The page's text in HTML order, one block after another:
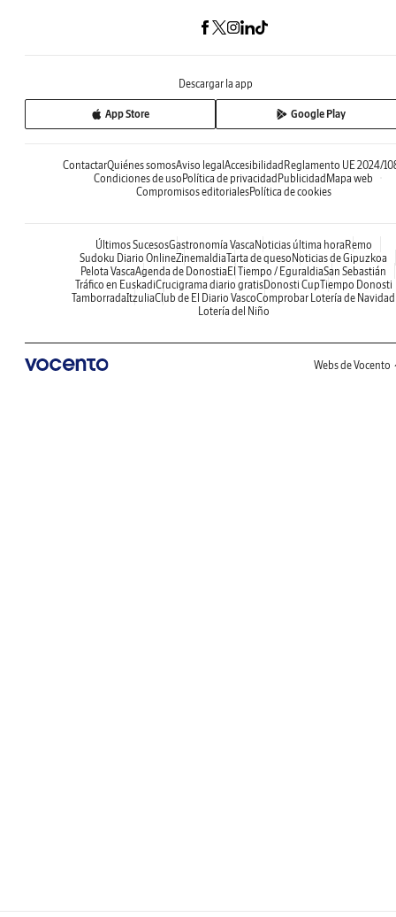
Descargar la app
App Store Google Play
ContactarQuiénes somosAviso legalAccesibilidadReglamento UE 2024/
Condiciones de usoPolítica de privacidadPublicidadMapa web
Compromisos editorialesPolítica de cookies
Últimos SucesosGastronomía VascaNoticias última horaRemo
Sudoku Diario OnlineZinemaldiaTarta de quesoNoticias de Gipuzkoa
Pelota VascaAgenda de DonostiaEl Tiempo / EguraldiaSan Sebastián
Tráfico en EuskadiCrucigrama diario gratisDonosti CupTiempo Donosti
TamborradaItzuliaClub de El Diario VascoComprobar Lotería de Navidad
Lotería del Niño
Webs de Vocento